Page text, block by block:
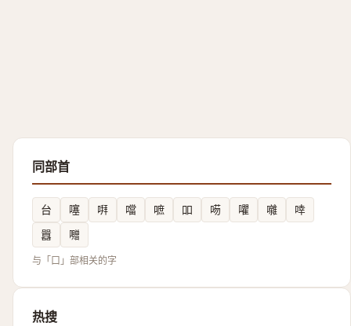
同部首
台 噻 㗑 噹 嗻 吅 㖴 㘗 囃
啈
囂
囎
与「口」部相关的字
热搜